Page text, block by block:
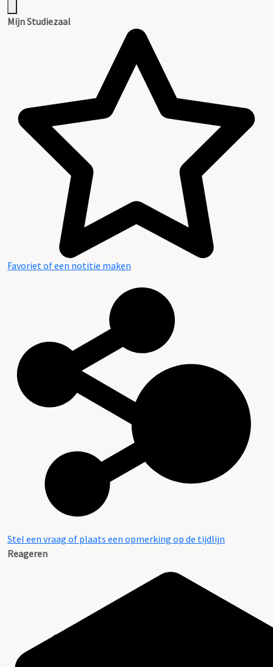
Mijn Studiezaal
Favoriet of een notitie maken
Stel een vraag of plaats een opmerking op de tijdlijn
Reageren